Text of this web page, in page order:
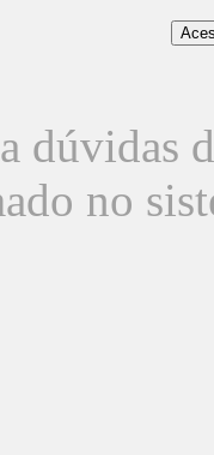
dúvidas
no